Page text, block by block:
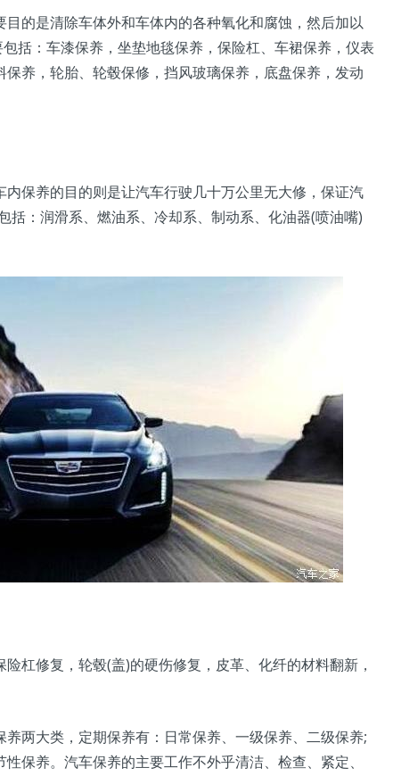
的是清除车体外和车体内的各种氧化和腐蚀，然后加以
括：车漆保养，坐垫地毯保养，保险杠、车裙保养，仪表
养，轮胎、轮毂保修，挡风玻璃保养，底盘保养，发动
保养的目的则是让汽车行驶几十万公里无大修，保证汽
括：润滑系、燃油系、冷却系、制动系、化油器(喷油嘴)
杠修复，轮毂(盖)的硬伤修复，皮革、化纤的材料翻新，
两大类，定期保养有：日常保养、一级保养、二级保养;
保养。汽车保养的主要工作不外乎清洁、检查、紧定、